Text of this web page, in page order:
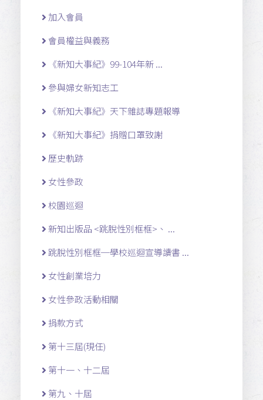
加入會員
會員權益與義務
《新知大事紀》99-104年新 ...
參與婦女新知志工
《新知大事紀》天下雜誌專題報導
《新知大事紀》捐贈口罩致謝
歷史軌跡
女性參政
校園巡迴
新知出版品 <跳脫性別框框>、 ...
跳脫性別框框─學校巡迴宣導讀書 ...
女性創業培力
女性參政活動相關
捐款方式
第十三屆(現任)
第十一 、十二 屆
第九、十屆